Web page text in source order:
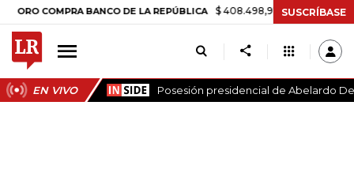
BANCO DE LA REPÚBLICA $ 408.498,97 +$ 8.753,81 +2,19%
SUSCRÍBASE
EN VIVO Posesión presidencial de Abelardo